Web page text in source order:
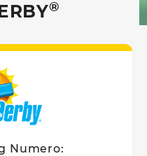
®
Derby
Numero: